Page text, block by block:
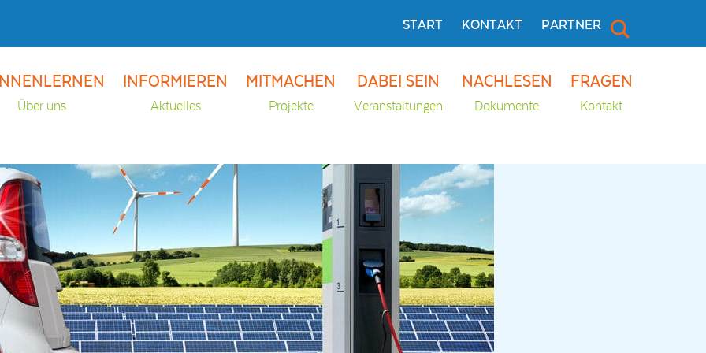
START KONTAKT PARTNER
Über uns
INFORMIEREN
Aktuelles
MITMACHEN
Projekte
DABEI SEIN
Veranstaltungen
NACHLESEN
Dokumente
FRAGEN
Kontakt